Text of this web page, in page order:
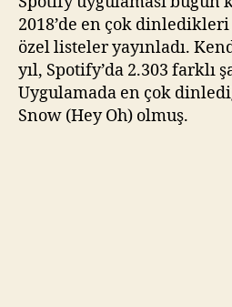
2018’de en çok dinledikleri
özel listeler yayınladı.
yıl, Spotify’da 2.303 farklı
Uygulamada en çok
Snow (Hey Oh) olmuş.